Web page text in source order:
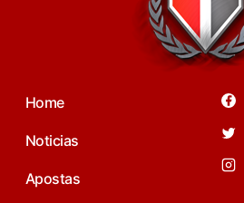
Home
Noticias
Apostas